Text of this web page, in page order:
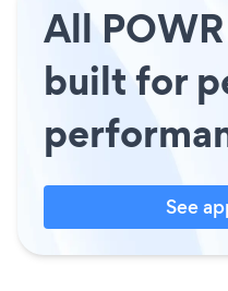
All
built for
See